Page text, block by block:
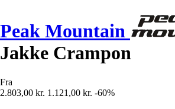
Peak Mountain
Jakke Crampon
Fra
2.803,00 kr. 1.121,00 kr. -60%